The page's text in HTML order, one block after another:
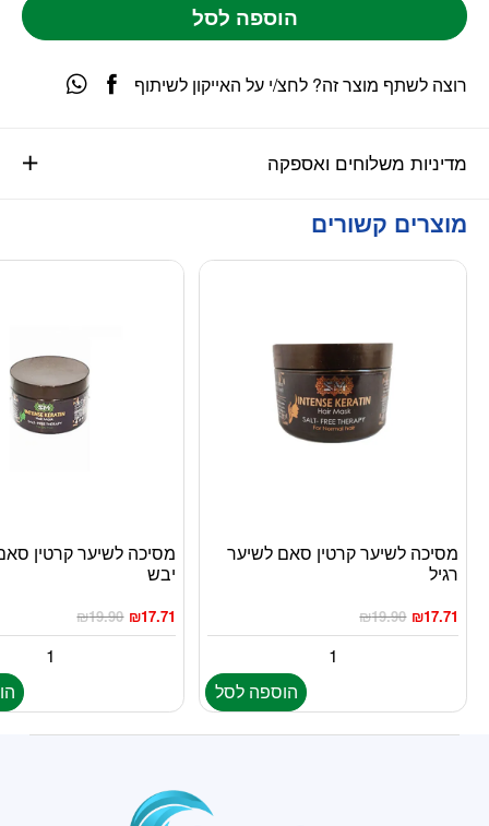
הוספה לסל
מדיניות משלוחים ואספקה
רוצה לשתף מוצר זה? לחצ/י על האייקון לשיתוף
מוצרים קשורים
מסיכה לשיער קרטין סאם לשיער
רגיל
₪19.90 ₪17.71
הוספה לסל
מסיכה לשיער קרטין
יבש
₪19.90 ₪17.71